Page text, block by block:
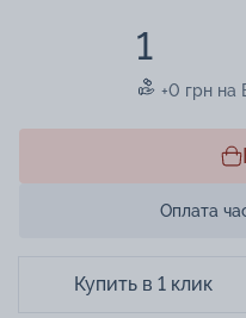
1
+0 грн на
Оплата
Купить в 1 клик